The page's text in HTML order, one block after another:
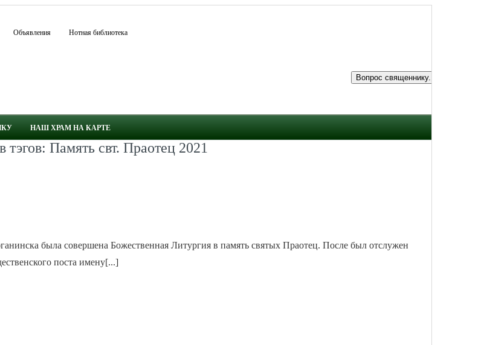
Объявления Нотная библиотека
НАШ ХРАМ НА КАРТЕ
тэгов: Память свт. Праотец 2021
была совершена Божественная Литургия в память святых Праотец. После был отслужен
по­ста име­ну­[...]